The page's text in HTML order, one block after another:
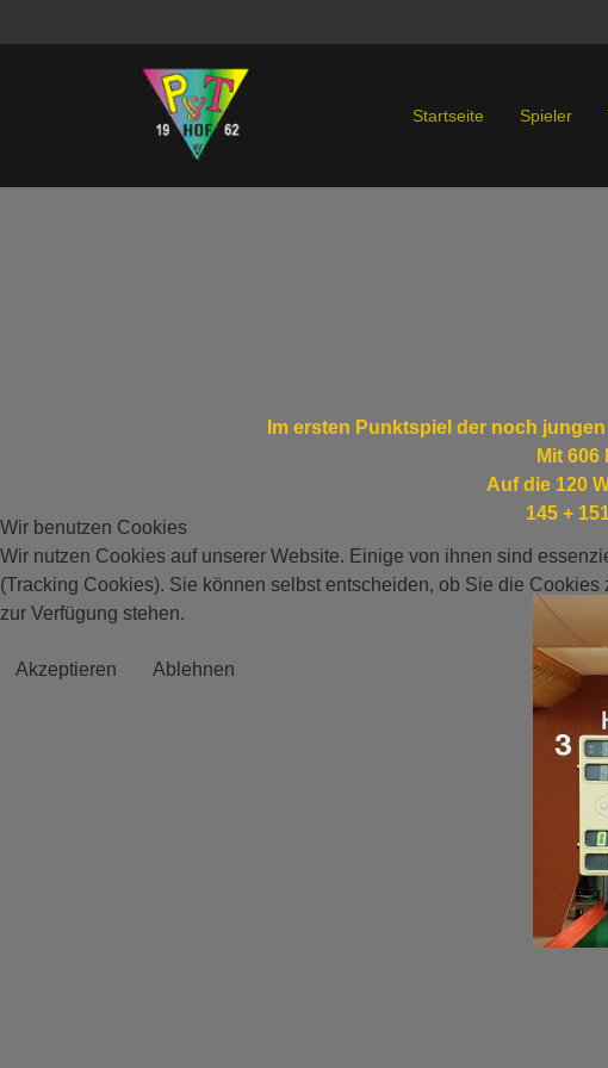
Startseite Spieler
Im ersten Punktspiel der noch
Mit
Auf die 120
145 +
Wir benutzen Cookies
Wir nutzen Cookies auf unserer Website. Einige von ihnen sind
(Tracking Cookies). Sie können selbst entscheiden, ob Sie die
zur Verfügung stehen.
Akzeptieren
Ablehnen